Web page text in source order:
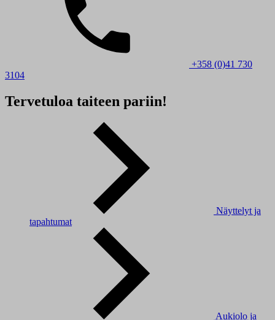
+358 (0)41 730
3104
Tervetuloa taiteen pariin!
Näyttelyt ja
tapahtumat
Aukiolo ja